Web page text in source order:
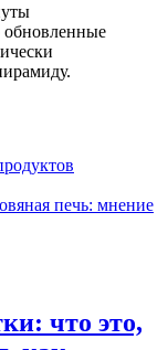
печь: мнение
что это,